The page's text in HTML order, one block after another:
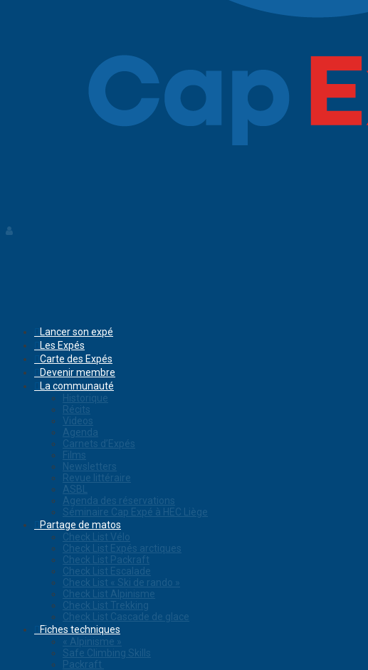
Lancer son expé
Les Expés
Carte des Expés
Devenir membre
La communauté
Historique
Récits
Videos
Agenda
Carnets d’Expés
Films
Newsletters
Revue littéraire
ASBL
Agenda des réservations
Séminaire Cap Expé à HEC Liège
Partage de matos
Check List Vélo
Check List Expés arctiques
Check List Packraft
Check List Escalade
Check List « Ski de rando »
Check List Alpinisme
Check List Trekking
Check List Cascade de glace
Fiches techniques
« Alpinisme »
Safe Climbing Skills
Packraft